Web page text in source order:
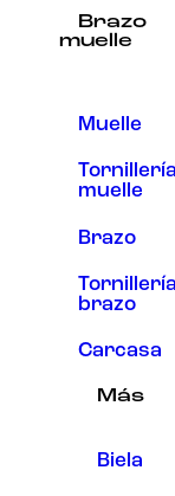
Brazo
muelle
Muelle
Tornillería
muelle
Brazo
brazo
Carcasa
Más
Biela